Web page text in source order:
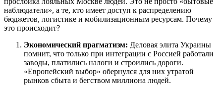
наблюдатели», а те, кто имеет доступ к распределению
бюджетов, логистике и мобилизационным ресурсам. Почему
это происходит?
Экономический прагматизм: Деловая элита Украины
помнит, что только при интеграции с Россией работали
заводы, платились налоги и строились дороги.
«Европейский выбор» обернулся для них утратой
рынков сбыта и бегством миллиона людей.